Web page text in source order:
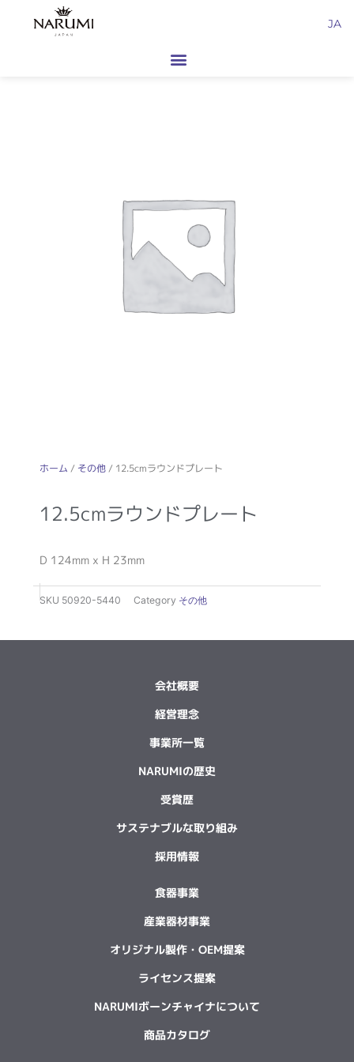
JA
ホーム / その他/ 12.5cmラウンドプレート
12.5cmラウンドプレート
D 124mm x H 23mm
SKU 50920-5440 Category その他
会社概要
経営理念
事業所一覧
NARUMIの歴史
受賞歴
サステナブルな取り組み
採用情報
食器事業
産業器材事業
オリジナル製作・OEM提案
ライセンス提案
NARUMIボーンチャイナについて
商品カタログ